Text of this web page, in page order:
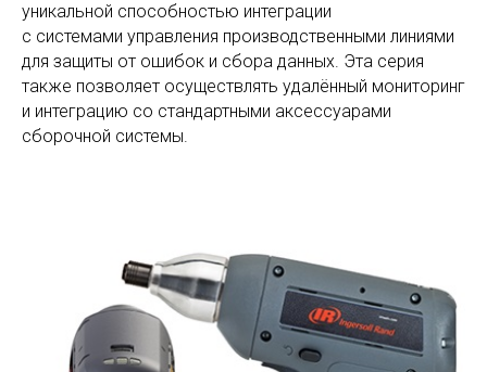
уникальной способностью интеграции
с системами управления производственными линиями
для защиты от ошибок и сбора данных. Эта серия
также позволяет осуществлять удалённый мониторинг
и интеграцию со стандартными аксессуарами
сборочной системы.